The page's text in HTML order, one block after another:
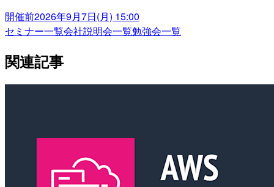
開催前2026年9月7日(月) 15:00
セミナー一覧会社説明会一覧勉強会一覧
関連記事